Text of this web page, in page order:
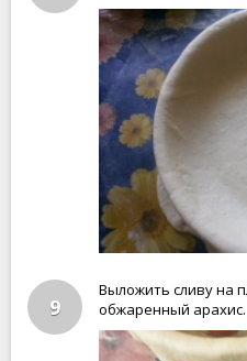
9
Выложить сливу на
обжаренный арахис.